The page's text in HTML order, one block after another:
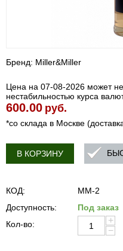
Бренд: Miller&Miller
Цена на 07-08-2026 может не
нестабильностью курса
600.00 руб.
*со склада в Москве
В КОРЗИНУ
КОД:
MM-2
Доступность:
Под заказ
Кол-во:
+
−